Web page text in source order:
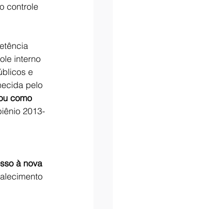
controle
interno
e
pelo
como
2013-
à nova